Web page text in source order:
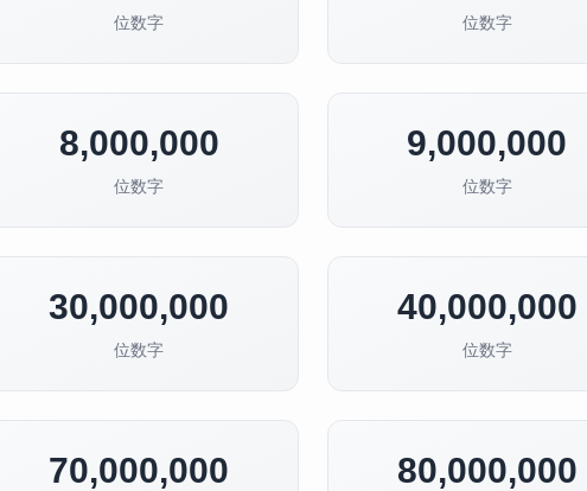
位数字 位数字
8,000,000
位数字
9,000,000
位数字
30,000,000
位数字
40,000,000
位数字
70,000,000 80,000,000